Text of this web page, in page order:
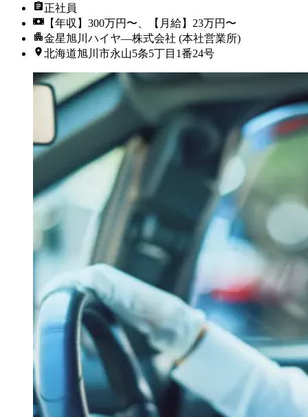
正社員
【年収】300万円〜、【月給】23万円〜
金星旭川ハイヤ―株式会社 (本社営業所)
北海道旭川市永山5条5丁目1番24号